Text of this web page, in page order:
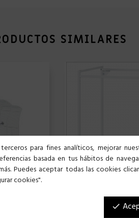
SIMILARES
SOPORTE RUEDAS 70
para fines analíticos, mejorar
basada en tus hábitos de
Puedes aceptar todas las cookies
cookies".
done